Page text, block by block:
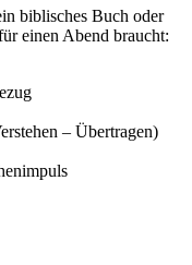
biblisches Buch oder
einen Abend braucht:
– Übertragen)